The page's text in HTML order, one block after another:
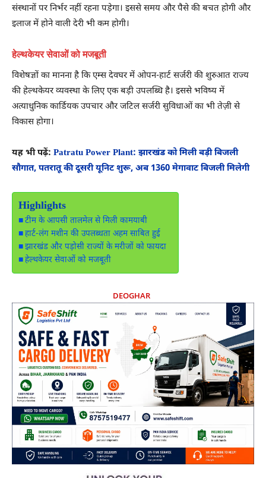
संस्थानों पर निर्भर नहीं रहना पड़ेगा। इससे समय और पैसे की बचत होगी और
इलाज में होने वाली देरी भी कम होगी।
हेल्थकेयर सेवाओं को मजबूती
विशेषज्ञों का मानना ​​है कि एम्स देवघर में ओपन-हार्ट सर्जरी की शुरुआत राज्य
की हेल्थकेयर व्यवस्था के लिए एक बड़ी उपलब्धि है। इससे भविष्य में
अत्याधुनिक कार्डियक उपचार और जटिल सर्जरी सुविधाओं का भी तेज़ी से
विकास होगा।
यह भी पढ़ें: Patratu Power Plant: झारखंड को मिली बड़ी बिजली
सौगात, पतरातू की दूसरी यूनिट शुरू, अब 1360 मेगावाट बिजली मिलेगी
Highlights
टीम के आपसी तालमेल से मिली कामयाबी
हार्ट-लंग मशीन की उपलब्धता अहम साबित हुई
झारखंड और पड़ोसी राज्यों के मरीजों को फायदा
हेल्थकेयर सेवाओं को मजबूती
DEOGHAR